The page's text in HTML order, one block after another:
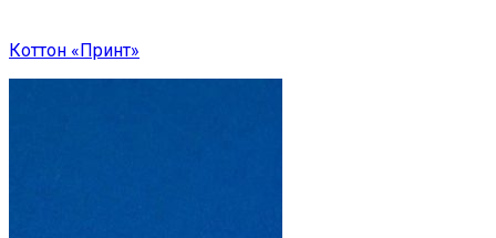
Коттон «Принт»